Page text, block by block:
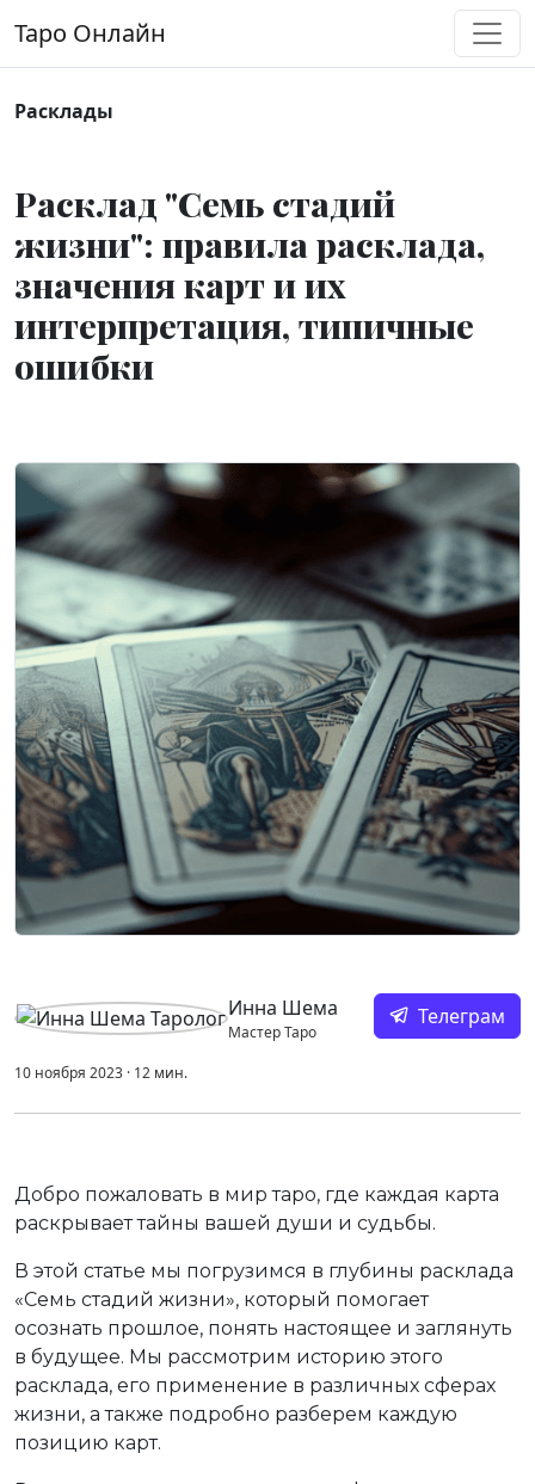
Основная навигация
Таро Онлайн
Расклады
Расклад "Семь стадий
жизни": правила расклада,
значения карт и их
интерпретация, типичные
ошибки
Инна Шема
Мастер Таро
Телеграм
10 ноября 2023 · 12 мин.
Добро пожаловать в мир таро, где каждая карта
раскрывает тайны вашей души и судьбы.
В этой статье мы погрузимся в глубины расклада
«Семь стадий жизни», который помогает
осознать прошлое, понять настоящее и заглянуть
в будущее. Мы рассмотрим историю этого
расклада, его применение в различных сферах
жизни, а также подробно разберем каждую
позицию карт.